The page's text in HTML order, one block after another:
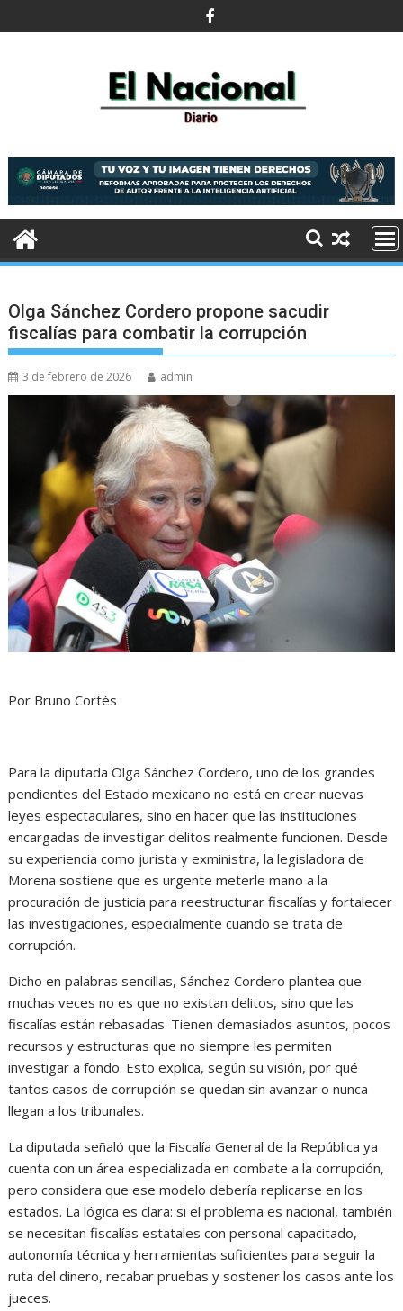
al
Olga Sánchez Cordero propone sacudir
fiscalías para combatir la corrupción
3 de febrero de 2026 admin
Por Bruno Cortés
Para la diputada Olga Sánchez Cordero, uno de los grandes
pendientes del Estado mexicano no está en crear nuevas
leyes espectaculares, sino en hacer que las instituciones
encargadas de investigar delitos realmente funcionen. Desde
su experiencia como jurista y exministra, la legisladora de
Morena sostiene que es urgente meterle mano a la
procuración de justicia para reestructurar fiscalías y fortalecer
las investigaciones, especialmente cuando se trata de
corrupción.
Dicho en palabras sencillas, Sánchez Cordero plantea que
muchas veces no es que no existan delitos, sino que las
fiscalías están rebasadas. Tienen demasiados asuntos, pocos
recursos y estructuras que no siempre les permiten
investigar a fondo. Esto explica, según su visión, por qué
tantos casos de corrupción se quedan sin avanzar o nunca
llegan a los tribunales.
La diputada señaló que la Fiscalía General de la República ya
cuenta con un área especializada en combate a la corrupción,
pero considera que ese modelo debería replicarse en los
estados. La lógica es clara: si el problema es nacional, también
se necesitan fiscalías estatales con personal capacitado,
autonomía técnica y herramientas suficientes para seguir la
ruta del dinero, recabar pruebas y sostener los casos ante los
jueces.